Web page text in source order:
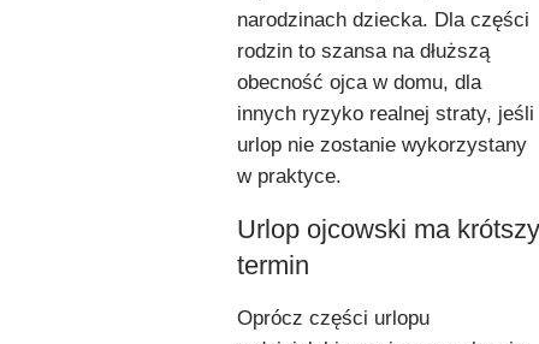
narodzinach dziecka. Dla części
rodzin to szansa na dłuższą
obecność ojca w domu, dla
innych ryzyko realnej straty, jeśli
urlop nie zostanie wykorzystany
w praktyce.
Urlop ojcowski ma krótszy
termin
Oprócz części urlopu